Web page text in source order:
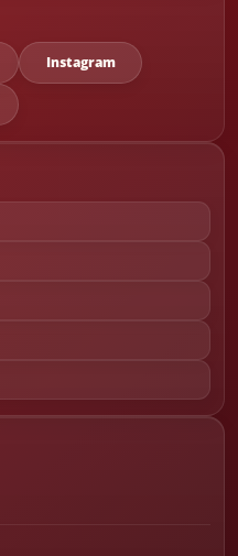
Instagram